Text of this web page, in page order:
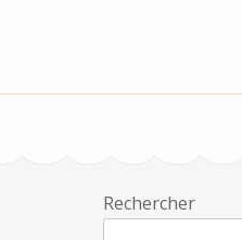
Rechercher